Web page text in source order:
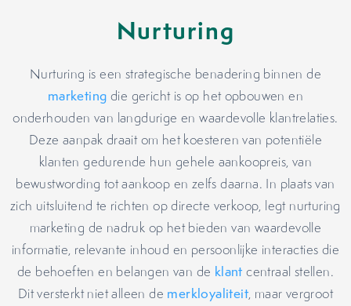
Nurturing
Nurturing is een strategische benadering binnen de
marketing die gericht is op het opbouwen en
onderhouden van langdurige en waardevolle klantrelaties.
Deze aanpak draait om het koesteren van potentiële
klanten gedurende hun gehele aankoopreis, van
bewustwording tot aankoop en zelfs daarna. In plaats van
zich uitsluitend te richten op directe verkoop, legt nurturing
marketing de nadruk op het bieden van waardevolle
informatie, relevante inhoud en persoonlijke interacties die
de behoeften en belangen van de klant centraal stellen.
Dit versterkt niet alleen de merkloyaliteit, maar vergroot